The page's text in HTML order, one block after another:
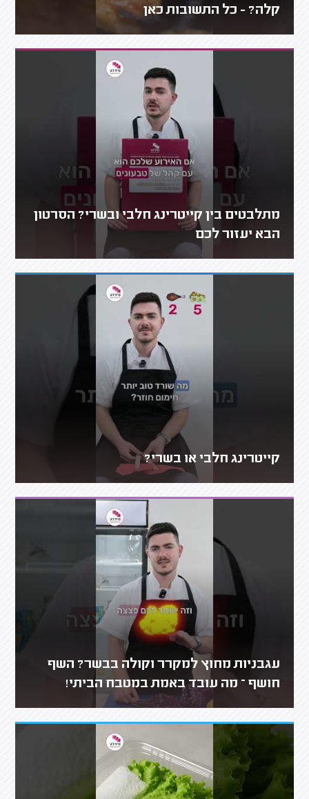
קלה? - כל התשובות כאן
מתלבטים בין קייטרינג חלבי ובשרי? הסרטון
הבא יעזור לכם
קייטרינג חלבי או בשרי?
עגבניות מחוץ למקרר וקולה בבשר? השף
חושף – מה עובד באמת במטבח הביתי!